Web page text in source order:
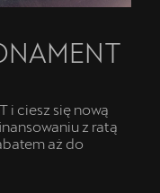
i ciesz się nową
z ratą
aż do